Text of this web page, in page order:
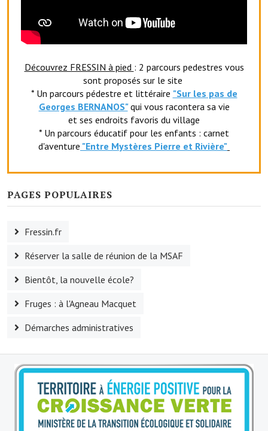
VILLE ACTIVE
La société musicale de l'Avenir Fressinois
La troupe théâtrale de l'Avenir Fressinois
Les Amis du Patrimoine
L'association du château
Le comité des fêtes
L'association Avotra-France
Le foyer de la Planquette
L'association des anciens combattants
L'association des anciens sapeurs-pompiers volontaires
L'US Crequy Fressin
La société de chasse
La société de pêche
Découvrez FRESSIN à pied : 2 parcours pedestres vous
sont proposés sur le site
* Un parcours pédestre et littéraire "Sur les pas de
Georges BERNANOS" qui vous racontera sa vie
et ses endroits favoris du village
* Un parcours éducatif pour les enfants : carnet
d'aventure "Entre Mystères Pierre et Rivière"
PAGES POPULAIRES
Fressin.fr
Réserver la salle de réunion de la MSAF
Bientôt, la nouvelle école?
Fruges : à l'Agneau Macquet
Démarches administratives